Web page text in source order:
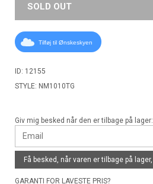
SOLD OUT
Tilføj til Ønskeskyen
ID: 12155
STYLE: NM1010TG
Giv mig besked når den er tilbage på lager:
Få besked, når varen er tilbage på lager,
GARANTI FOR LAVESTE PRIS?